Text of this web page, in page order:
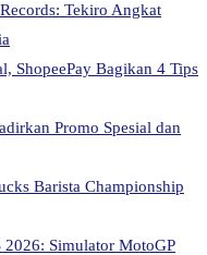
Tekiro Angkat
ShopeePay Bagikan 4 Tips
Promo Spesial dan
Barista Championship
Simulator MotoGP